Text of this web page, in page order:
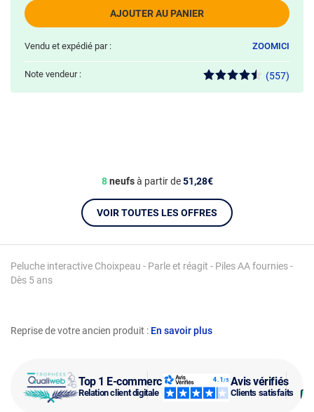
Top 1 E-commerce
Relation client digitale
Avis vérifiés
Clients satisfaits
Reprise de votre ancien produit : En savoir plus
Peluche interactive Choixpeau - Parle et réagit - Piles AA fournies -
Dès 5 ans
AJOUTER AU PANIER
Vendu et expédié par : ZOOMICI
Note vendeur : (557)
8neufsà partir de51,28€
VOIR TOUTES LES OFFRES